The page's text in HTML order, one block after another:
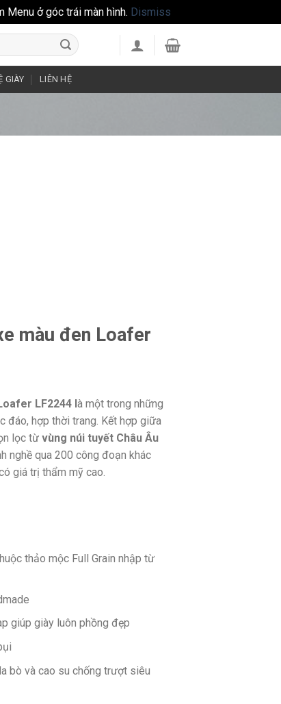
Menu ở góc trái màn hình. Dismiss
GIÀY LIÊN HỆ
màu đen Loafer
LF2244 là một trong những
đáo, hợp thời trang. Kết hợp giữa
lọc từ vùng núi tuyết Châu Âu
nghề qua 200 công đoạn khác
giá trị thẩm mỹ cao.
thảo mộc Full Grain nhập từ
giúp giày luôn phồng đẹp
bò và cao su chống trượt siêu